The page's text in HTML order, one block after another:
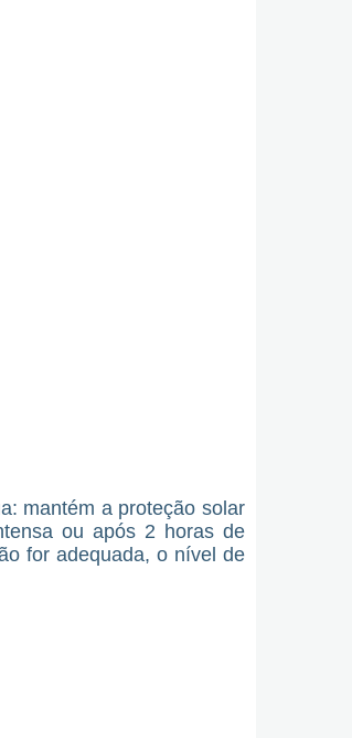
mantém a proteção solar
ou após 2 horas de
for adequada, o nível de